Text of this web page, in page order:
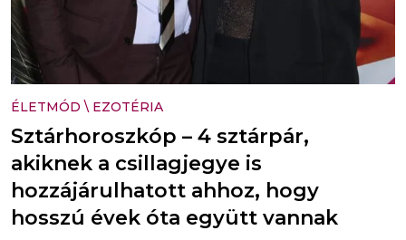
ÉLETMÓD \ EZOTÉRIA
Sztárhoroszkóp – 4 sztárpár,
akiknek a csillagjegye is
hozzájárulhatott ahhoz, hogy
hosszú évek óta együtt vannak